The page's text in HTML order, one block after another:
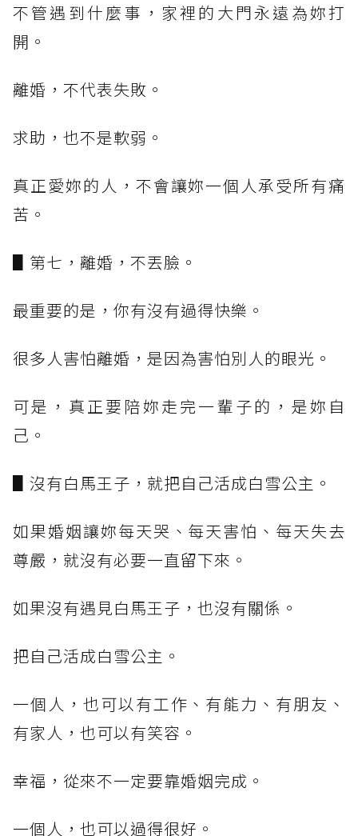
不管遇到什麼事，家裡的大門永遠為妳打
開。
離婚，不代表失敗。
求助，也不是軟弱。
真正愛妳的人，不會讓妳一個人承受所有痛
苦。
▋第七，離婚，不丟臉。
最重要的是，你有沒有過得快樂。
很多人害怕離婚，是因為害怕別人的眼光。
可是，真正要陪妳走完一輩子的，是妳自
己。
▋沒有白馬王子，就把自己活成白雪公主。
如果婚姻讓妳每天哭、每天害怕、每天失去
尊嚴，就沒有必要一直留下來。
如果沒有遇見白馬王子，也沒有關係。
把自己活成白雪公主。
一個人，也可以有工作、有能力、有朋友、
有家人，也可以有笑容。
幸福，從來不一定要靠婚姻完成。
一個人，也可以過得很好。